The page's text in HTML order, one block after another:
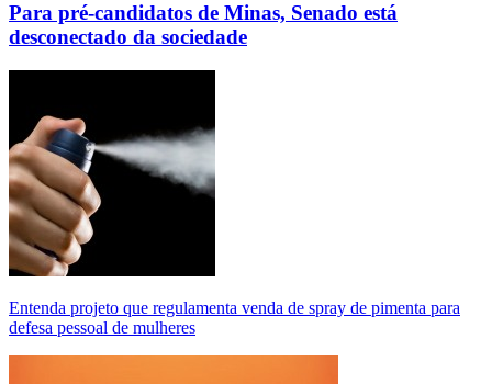
Para pré-candidatos de Minas, Senado está
desconectado da sociedade
Entenda projeto que regulamenta venda de spray de pimenta para
defesa pessoal de mulheres